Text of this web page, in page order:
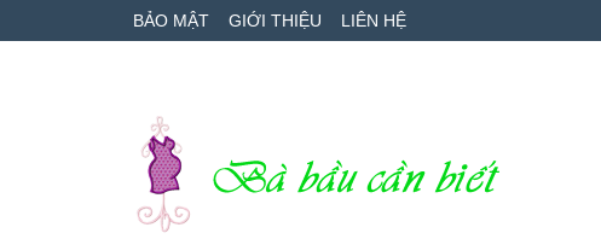
to
to
qua
BẢO MẬT GIỚI THIỆU LIÊN HỆ